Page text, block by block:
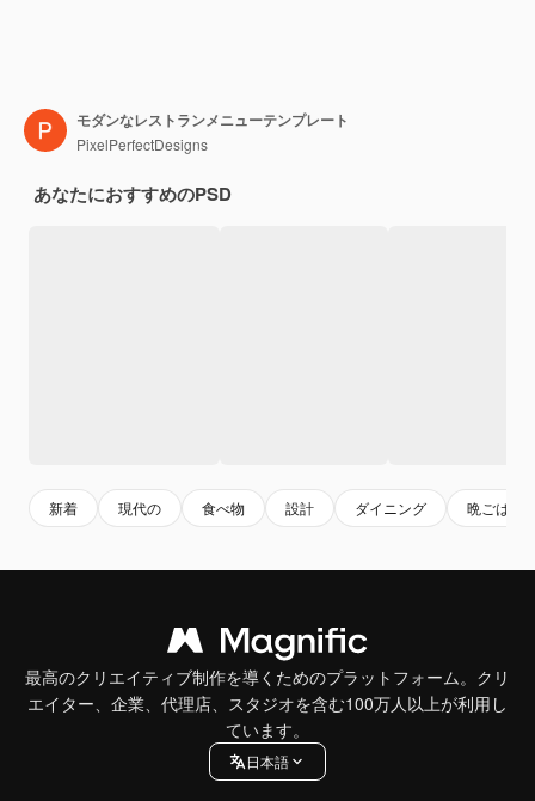
モダンなレストランメニューテンプレート
PixelPerfectDesigns
あなたにおすすめのPSD
新着 現代の 食べ物 設計 ダイニング 晩ごはん
最高のクリエイティブ制作を導くためのプラットフォーム。クリ
エイター、企業、代理店、スタジオを含む100万人以上が利用し
ています。
日本語